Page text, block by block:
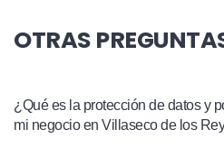
OTRAS
¿Qué es la protección de datos y
mi negocio en Villaseco de los